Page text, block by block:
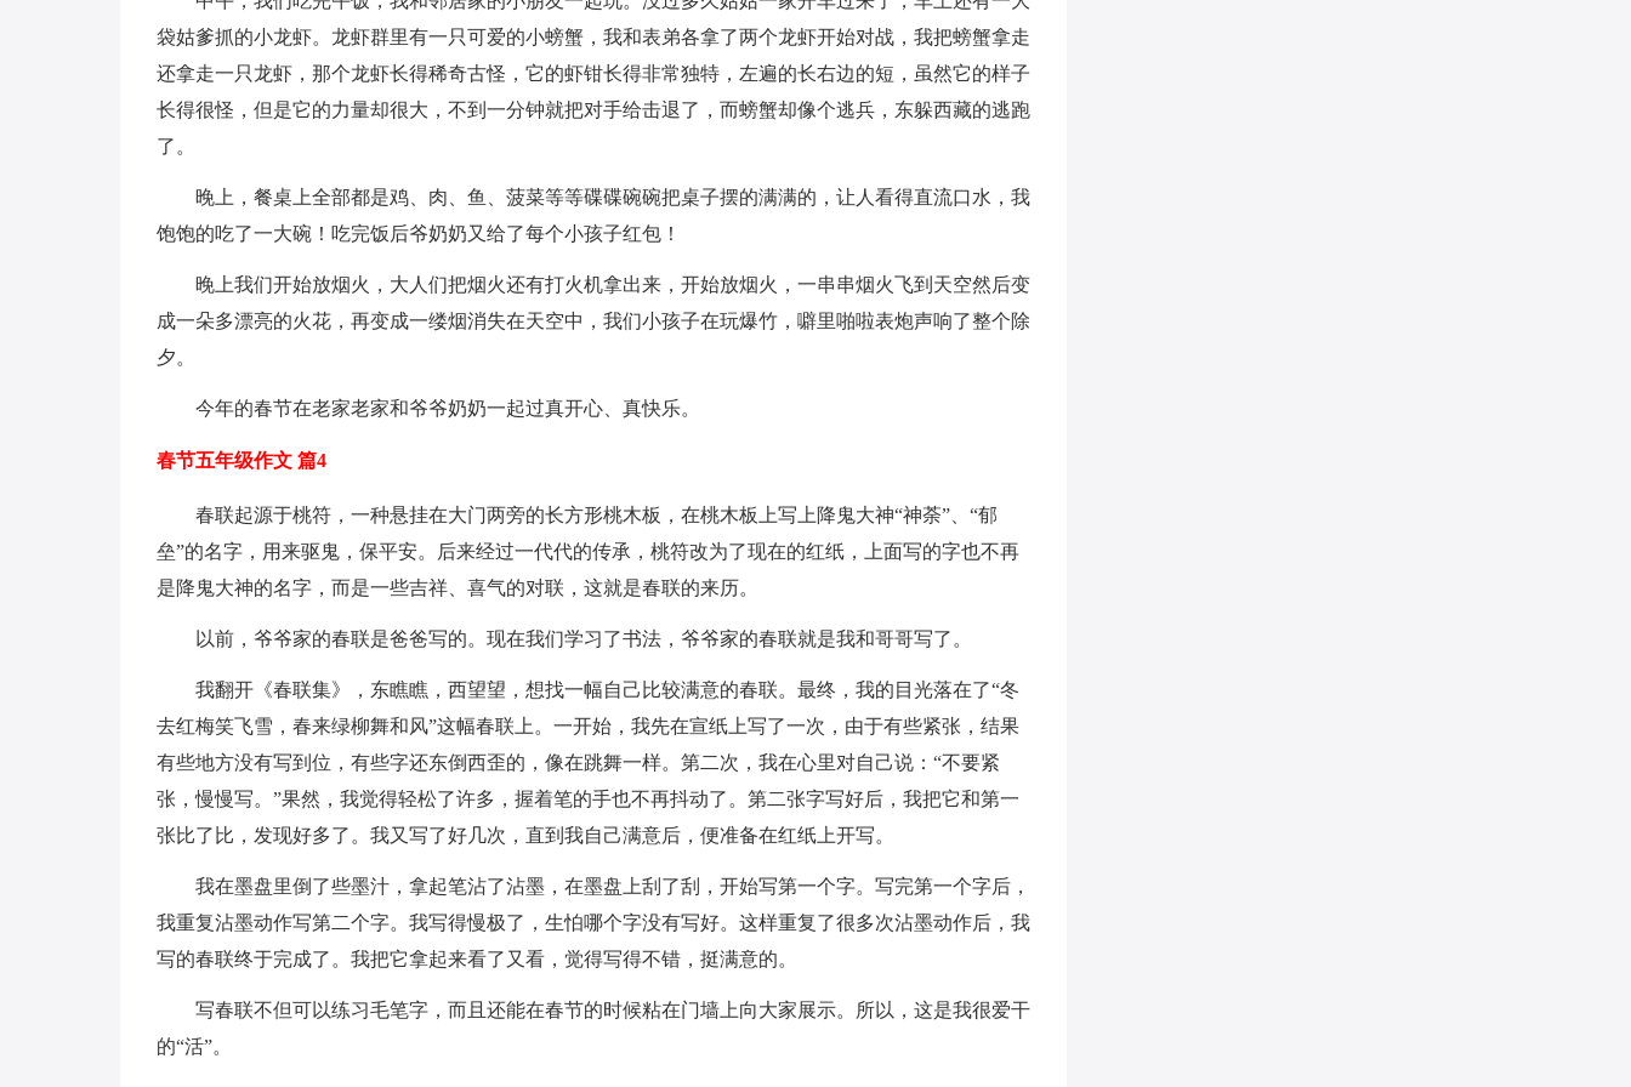
袋姑爹抓的小龙虾。龙虾群里有一只可爱的小螃蟹，我和表弟各拿了两个龙虾开始对战，我把螃蟹拿走
还拿走一只龙虾，那个龙虾长得稀奇古怪，它的虾钳长得非常独特，左遍的长右边的短，虽然它的样子
长得很怪，但是它的力量却很大，不到一分钟就把对手给击退了，而螃蟹却像个逃兵，东躲西藏的逃跑
了。
晚上，餐桌上全部都是鸡、肉、鱼、菠菜等等碟碟碗碗把桌子摆的满满的，让人看得直流口水，我
饱饱的吃了一大碗！吃完饭后爷奶奶又给了每个小孩子红包！
晚上我们开始放烟火，大人们把烟火还有打火机拿出来，开始放烟火，一串串烟火飞到天空然后变
成一朵多漂亮的火花，再变成一缕烟消失在天空中，我们小孩子在玩爆竹，噼里啪啦表炮声响了整个除
夕。
今年的春节在老家老家和爷爷奶奶一起过真开心、真快乐。
春节五年级作文 篇4
春联起源于桃符，一种悬挂在大门两旁的长方形桃木板，在桃木板上写上降鬼大神“神荼”、“郁
垒”的名字，用来驱鬼，保平安。后来经过一代代的传承，桃符改为了现在的红纸，上面写的字也不再
是降鬼大神的名字，而是一些吉祥、喜气的对联，这就是春联的来历。
以前，爷爷家的春联是爸爸写的。现在我们学习了书法，爷爷家的春联就是我和哥哥写了。
我翻开《春联集》，东瞧瞧，西望望，想找一幅自己比较满意的春联。最终，我的目光落在了“冬
去红梅笑飞雪，春来绿柳舞和风”这幅春联上。一开始，我先在宣纸上写了一次，由于有些紧张，结果
有些地方没有写到位，有些字还东倒西歪的，像在跳舞一样。第二次，我在心里对自己说：“不要紧
张，慢慢写。”果然，我觉得轻松了许多，握着笔的手也不再抖动了。第二张字写好后，我把它和第一
张比了比，发现好多了。我又写了好几次，直到我自己满意后，便准备在红纸上开写。
我在墨盘里倒了些墨汁，拿起笔沾了沾墨，在墨盘上刮了刮，开始写第一个字。写完第一个字后，
我重复沾墨动作写第二个字。我写得慢极了，生怕哪个字没有写好。这样重复了很多次沾墨动作后，我
写的春联终于完成了。我把它拿起来看了又看，觉得写得不错，挺满意的。
写春联不但可以练习毛笔字，而且还能在春节的时候粘在门墙上向大家展示。所以，这是我很爱干
的“活”。